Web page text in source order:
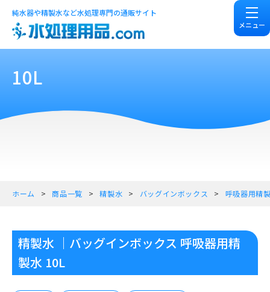
純水器や精製水など水処理専門の通販サイト
メニュー
10L
ホーム 商品一覧 精製水 バッグインボックス 呼吸器用精
精製水 ｜バッグインボックス 呼吸器用精
製水 10L